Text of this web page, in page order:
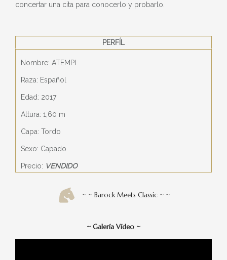
concertar una cita para conocerlo y probarlo.
PERFÍL
Nombre: ATEMPI
Raza: Español
Edad: 2017
Altura: 1,60 m
Capa: Tordo
Sexo: Capado
Precio: VENDIDO
~ ~ Barock Meets Classic ~ ~
~ Galería Vídeo ~